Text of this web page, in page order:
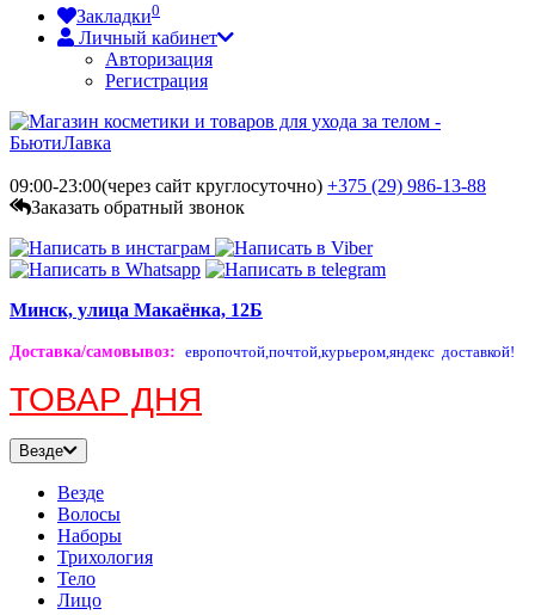
Закладки0
Личный кабинет
Авторизация
Регистрация
09:00-23:00(через сайт круглосуточно) +375 (29) 986-13-88
Заказать обратный звонок
Минск, улица Макаёнка, 12Б
Доставка/самовывоз: европочтой,почтой,курьером,яндекс доставкой!
ТОВАР ДНЯ
Везде
Везде
Волосы
Наборы
Трихология
Тело
Лицо